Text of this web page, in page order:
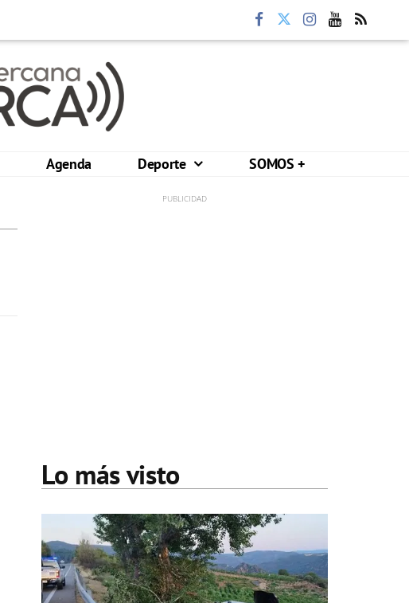
Agenda Deporte SOMOS +
Lo más visto